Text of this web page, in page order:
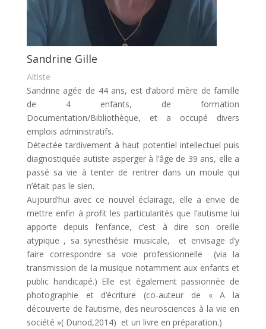
Sandrine Gille
Altiste
Sandrine agée de 44 ans, est d’abord mère de famille
de 4 enfants, de formation
Documentation/Bibliothèque, et a occupé divers
emplois administratifs.
Détectée tardivement à haut potentiel intellectuel puis
diagnostiquée autiste asperger à l’âge de 39 ans, elle a
passé sa vie à tenter de rentrer dans un moule qui
n’était pas le sien.
Aujourd’hui avec ce nouvel éclairage, elle a envie de
mettre enfin à profit les particularités que l’autisme lui
apporte depuis l’enfance, c’est à dire son oreille
atypique , sa synesthésie musicale, et envisage d’y
faire correspondre sa voie professionnelle (via la
transmission de la musique notamment aux enfants et
public handicapé.) Elle est également passionnée de
photographie et d’écriture (co-auteur de « A la
découverte de l’autisme, des neurosciences à la vie en
société »( Dunod,2014) et un livre en préparation.)